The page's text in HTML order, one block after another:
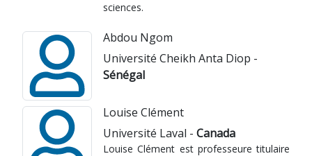
sciences.
Abdou Ngom
Université Cheikh Anta Diop -
Sénégal
Louise Clément
Université Laval - Canada
Louise Clément est professeure titulaire